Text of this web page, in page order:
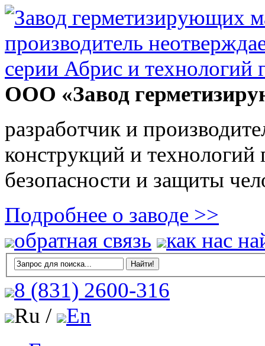
ООО «Завод
разработчик и
конструкций и
безопасности и защиты
Подробнее о заводе >>
обратная связь
как нас
8 (831) 2600-316
Ru /
En